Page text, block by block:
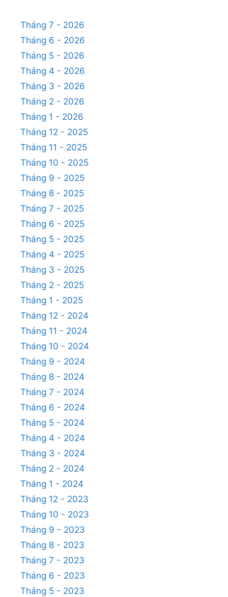
Tháng 7 - 2026
Tháng 6 - 2026
Tháng 5 - 2026
Tháng 4 - 2026
Tháng 3 - 2026
Tháng 2 - 2026
Tháng 1 - 2026
Tháng 12 - 2025
Tháng 11 - 2025
Tháng 10 - 2025
Tháng 9 - 2025
Tháng 8 - 2025
Tháng 7 - 2025
Tháng 6 - 2025
Tháng 5 - 2025
Tháng 4 - 2025
Tháng 3 - 2025
Tháng 2 - 2025
Tháng 1 - 2025
Tháng 12 - 2024
Tháng 11 - 2024
Tháng 10 - 2024
Tháng 9 - 2024
Tháng 8 - 2024
Tháng 7 - 2024
Tháng 6 - 2024
Tháng 5 - 2024
Tháng 4 - 2024
Tháng 3 - 2024
Tháng 2 - 2024
Tháng 1 - 2024
Tháng 12 - 2023
Tháng 10 - 2023
Tháng 9 - 2023
Tháng 8 - 2023
Tháng 7 - 2023
Tháng 6 - 2023
Tháng 5 - 2023